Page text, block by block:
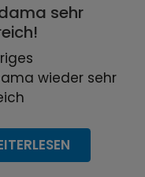
sehr
wieder sehr